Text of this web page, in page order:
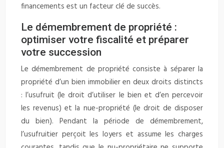
financements est un facteur clé de succès.
Le démembrement de propriété :
optimiser votre fiscalité et préparer
votre succession
Le démembrement de propriété consiste à séparer la
propriété d’un bien immobilier en deux droits distincts
: l’usufruit (le droit d’utiliser le bien et d’en percevoir
les revenus) et la nue-propriété (le droit de disposer
du bien). Pendant la période de démembrement,
l’usufruitier perçoit les loyers et assume les charges